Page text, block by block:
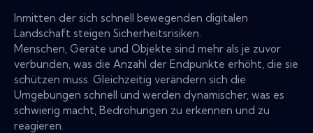
Inmitten der sich schnell bewegenden digitalen
Landschaft steigen Sicherheitsrisiken.
Menschen, Geräte und Objekte sind mehr als je zuvor
verbunden, was die Anzahl der Endpunkte erhöht, die sie
schützen muss. Gleichzeitig verändern sich die
Umgebungen schnell und werden dynamischer, was es
schwierig macht, Bedrohungen zu erkennen und zu
reagieren.